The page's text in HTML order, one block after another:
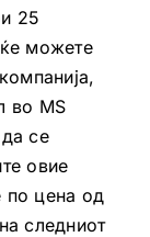
25
можете
во MS
се
овие
по цена од
следниот